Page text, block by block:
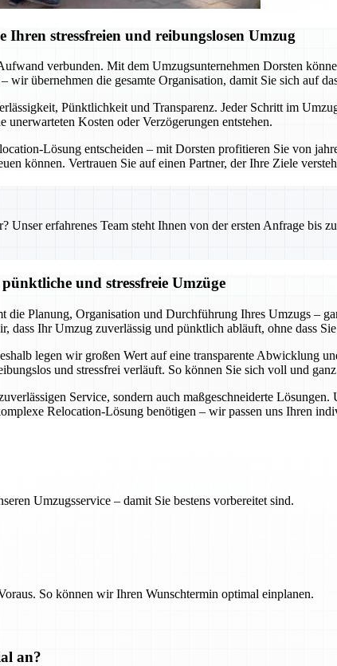
Ihren stressfreien und reibungslosen Umzug
verbunden. Mit dem Umzugsunternehmen Dorsten
übernehmen die gesamte Organisation, damit Sie sich auf
Pünktlichkeit und Transparenz. Jeder Schritt im
Kosten oder Verzögerungen entstehen.
Lösung entscheiden – mit Dorsten profitieren Sie von
können. Vertrauen Sie auf einen Partner, der Ihre Ziele
Unser erfahrenes Team steht Ihnen von der ersten Anfrage bis
und stressfreie Umzüge
die Planung, Organisation und Durchführung Ihres Umzugs –
Ihr Umzug zuverlässig und pünktlich abläuft, ohne dass
legen wir großen Wert auf eine transparente Abwicklung
und stressfrei verläuft. So können Sie sich voll und
Service, sondern auch maßgeschneiderte
Relocation-Lösung benötigen – wir passen uns Ihren
Umzugsservice – damit Sie bestens vorbereitet sind.
So können wir Ihren Wunschtermin optimal einplanen.
an?